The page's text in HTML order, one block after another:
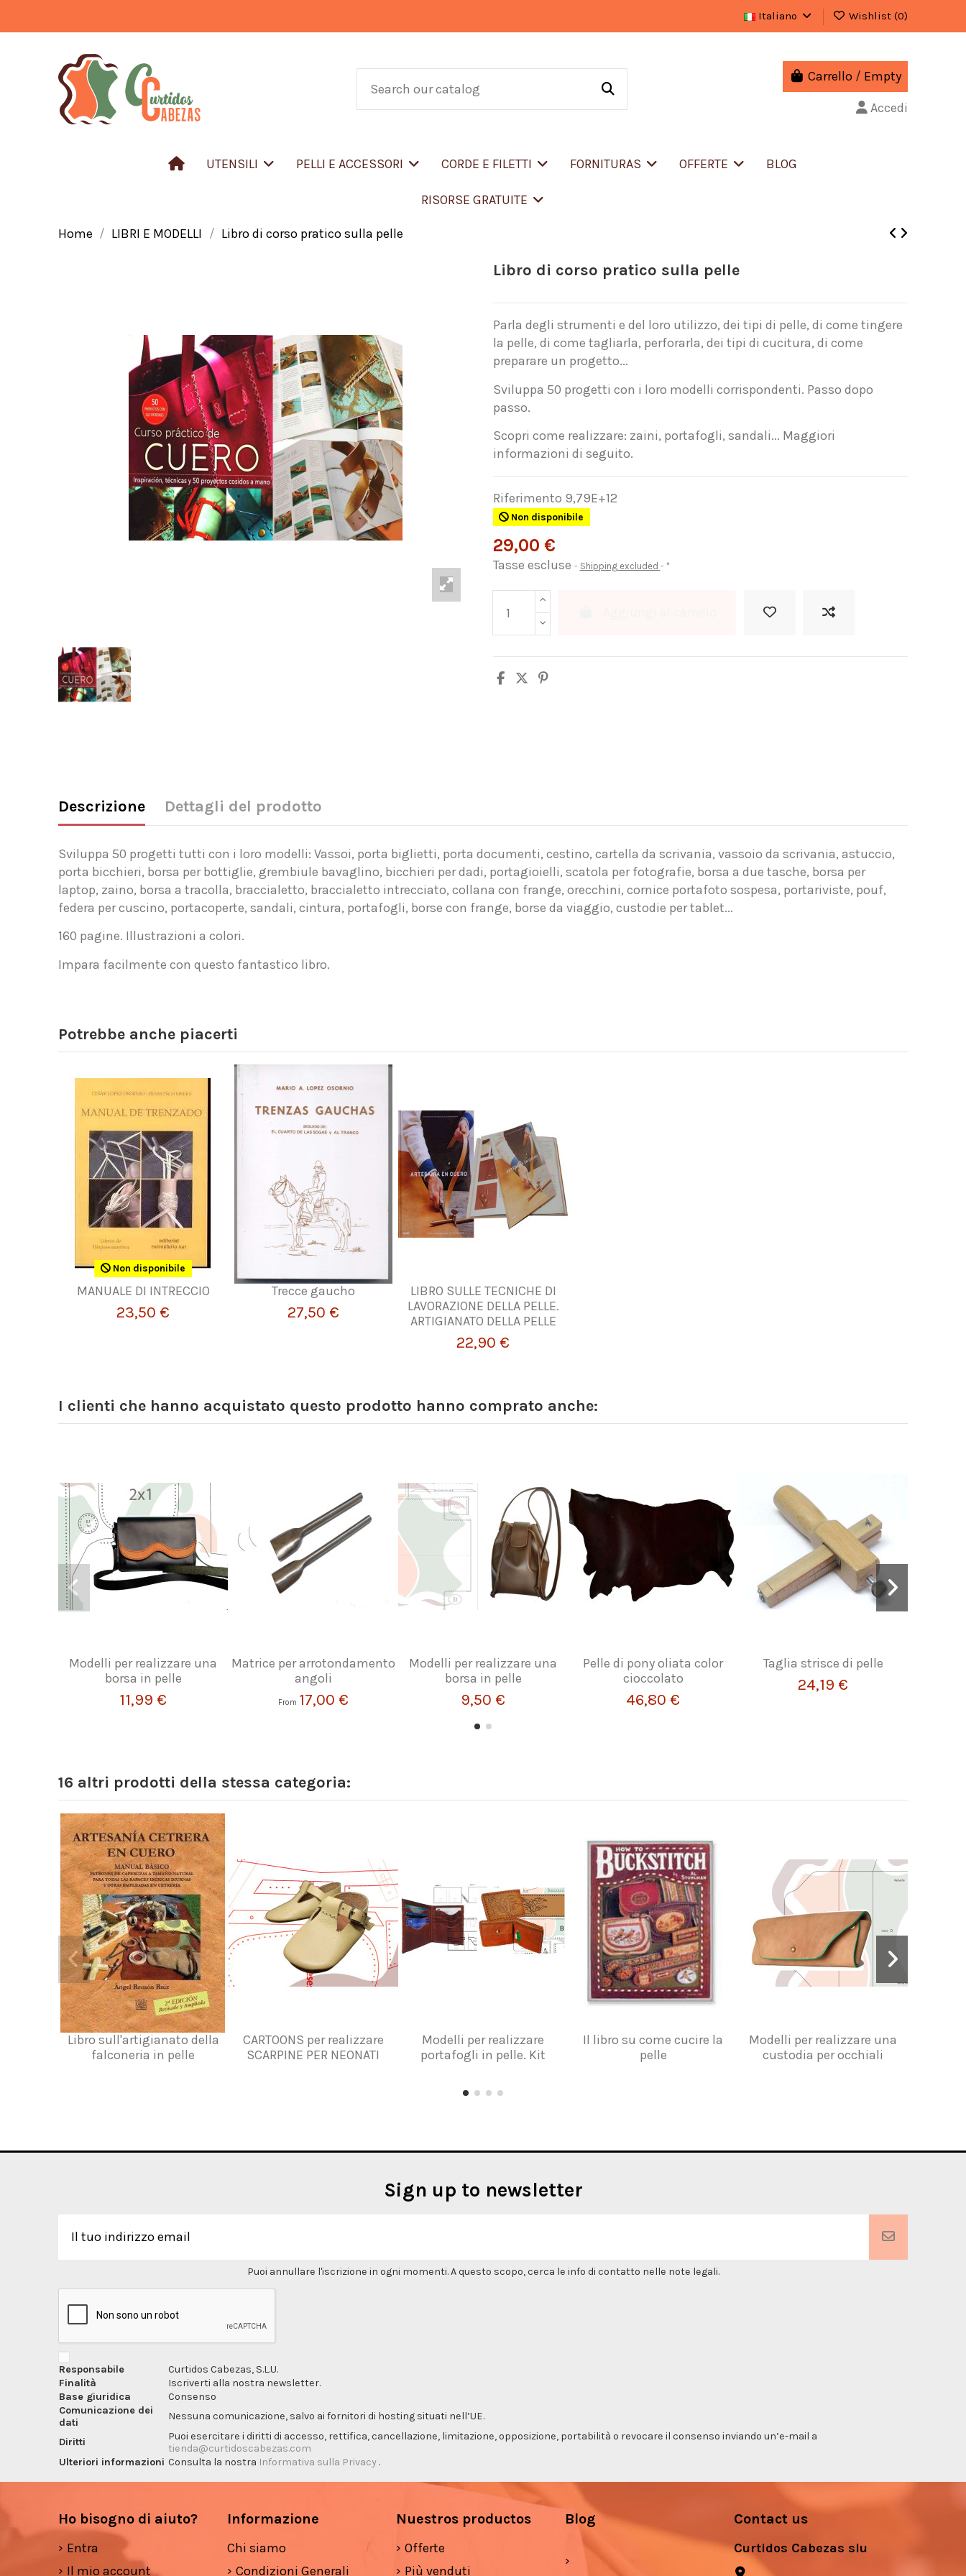
Italiano Wishlist (0)
Carrello / Empty
Accedi
UTENSILI PELLI E ACCESSORI CORDE E FILETTI FORNITURAS OFFERTE BLOG
RISORSE GRATUITE
Home LIBRI E MODELLI Libro di corso pratico sulla pelle
Libro di corso pratico sulla pelle
Parla degli strumenti e del loro utilizzo, dei tipi di pelle, di come tingere
la pelle, di come tagliarla, perforarla, dei tipi di cucitura, di come
preparare un progetto...
Sviluppa 50 progetti con i loro modelli corrispondenti. Passo dopo
passo.
Scopri come realizzare: zaini, portafogli, sandali... Maggiori
informazioni di seguito.
Riferimento 9,79E+12
Non disponibile
29,00 €
Tasse escluse Shipping excluded *
Descrizione Dettagli del prodotto
Sviluppa 50 progetti tutti con i loro modelli: Vassoi, porta biglietti, porta documenti, cestino, cartella da scrivania, vassoio da scrivania, astuccio,
porta bicchieri, borsa per bottiglie, grembiule bavaglino, bicchieri per dadi, portagioielli, scatola per fotografie, borsa a due tasche, borsa per
laptop, zaino, borsa a tracolla, braccialetto, braccialetto intrecciato, collana con frange, orecchini, cornice portafoto sospesa, portariviste, pouf,
federa per cuscino, portacoperte, sandali, cintura, portafogli, borse con frange, borse da viaggio, custodie per tablet...
160 pagine. Illustrazioni a colori.
Impara facilmente con questo fantastico libro.
Potrebbe anche piacerti
Non disponibile
MANUALE DI INTRECCIO
23,50 €
Trecce gaucho
27,50 €
LIBRO SULLE TECNICHE DI
LAVORAZIONE DELLA PELLE.
ARTIGIANATO DELLA PELLE
22,90 €
I clienti che hanno acquistato questo prodotto hanno comprato anche:
Modelli per realizzare una
borsa in pelle
11,99 €
Matrice per arrotondamento
angoli
From 17,00 €
Modelli per realizzare una
borsa in pelle
9,50 €
Pelle di pony oliata color
cioccolato
46,80 €
Taglia strisce di pelle
24,19 €
16 altri prodotti della stessa categoria:
Libro sull'artigianato della
falconeria in pelle
CARTOONS per realizzare
SCARPINE PER NEONATI
Modelli per realizzare
portafogli in pelle. Kit
Il libro su come cucire la
pelle
Modelli per realizzare una
custodia per occhiali
Sign up to newsletter
Puoi annullare l'iscrizione in ogni momenti. A questo scopo, cerca le info di contatto nelle note legali.
Responsabile
Curtidos Cabezas, S.L.U.
Finalità
Iscriverti alla nostra newsletter.
Base giuridica
Consenso
Comunicazione dei
dati
Nessuna comunicazione, salvo ai fornitori di hosting situati nell’UE.
Diritti
Puoi esercitare i diritti di accesso, rettifica, cancellazione, limitazione, opposizione, portabilità o revocare il consenso inviando un’e-mail a
tienda@curtidoscabezas.com
Ulteriori informazioni Consulta la nostra Informativa sulla Privacy .
Ho bisogno di aiuto?
Entra
Il mio account
Informazione
Chi siamo
Condizioni Generali
Nuestros productos
Offerte
Più venduti
Blog Contact us
Curtidos Cabezas slu